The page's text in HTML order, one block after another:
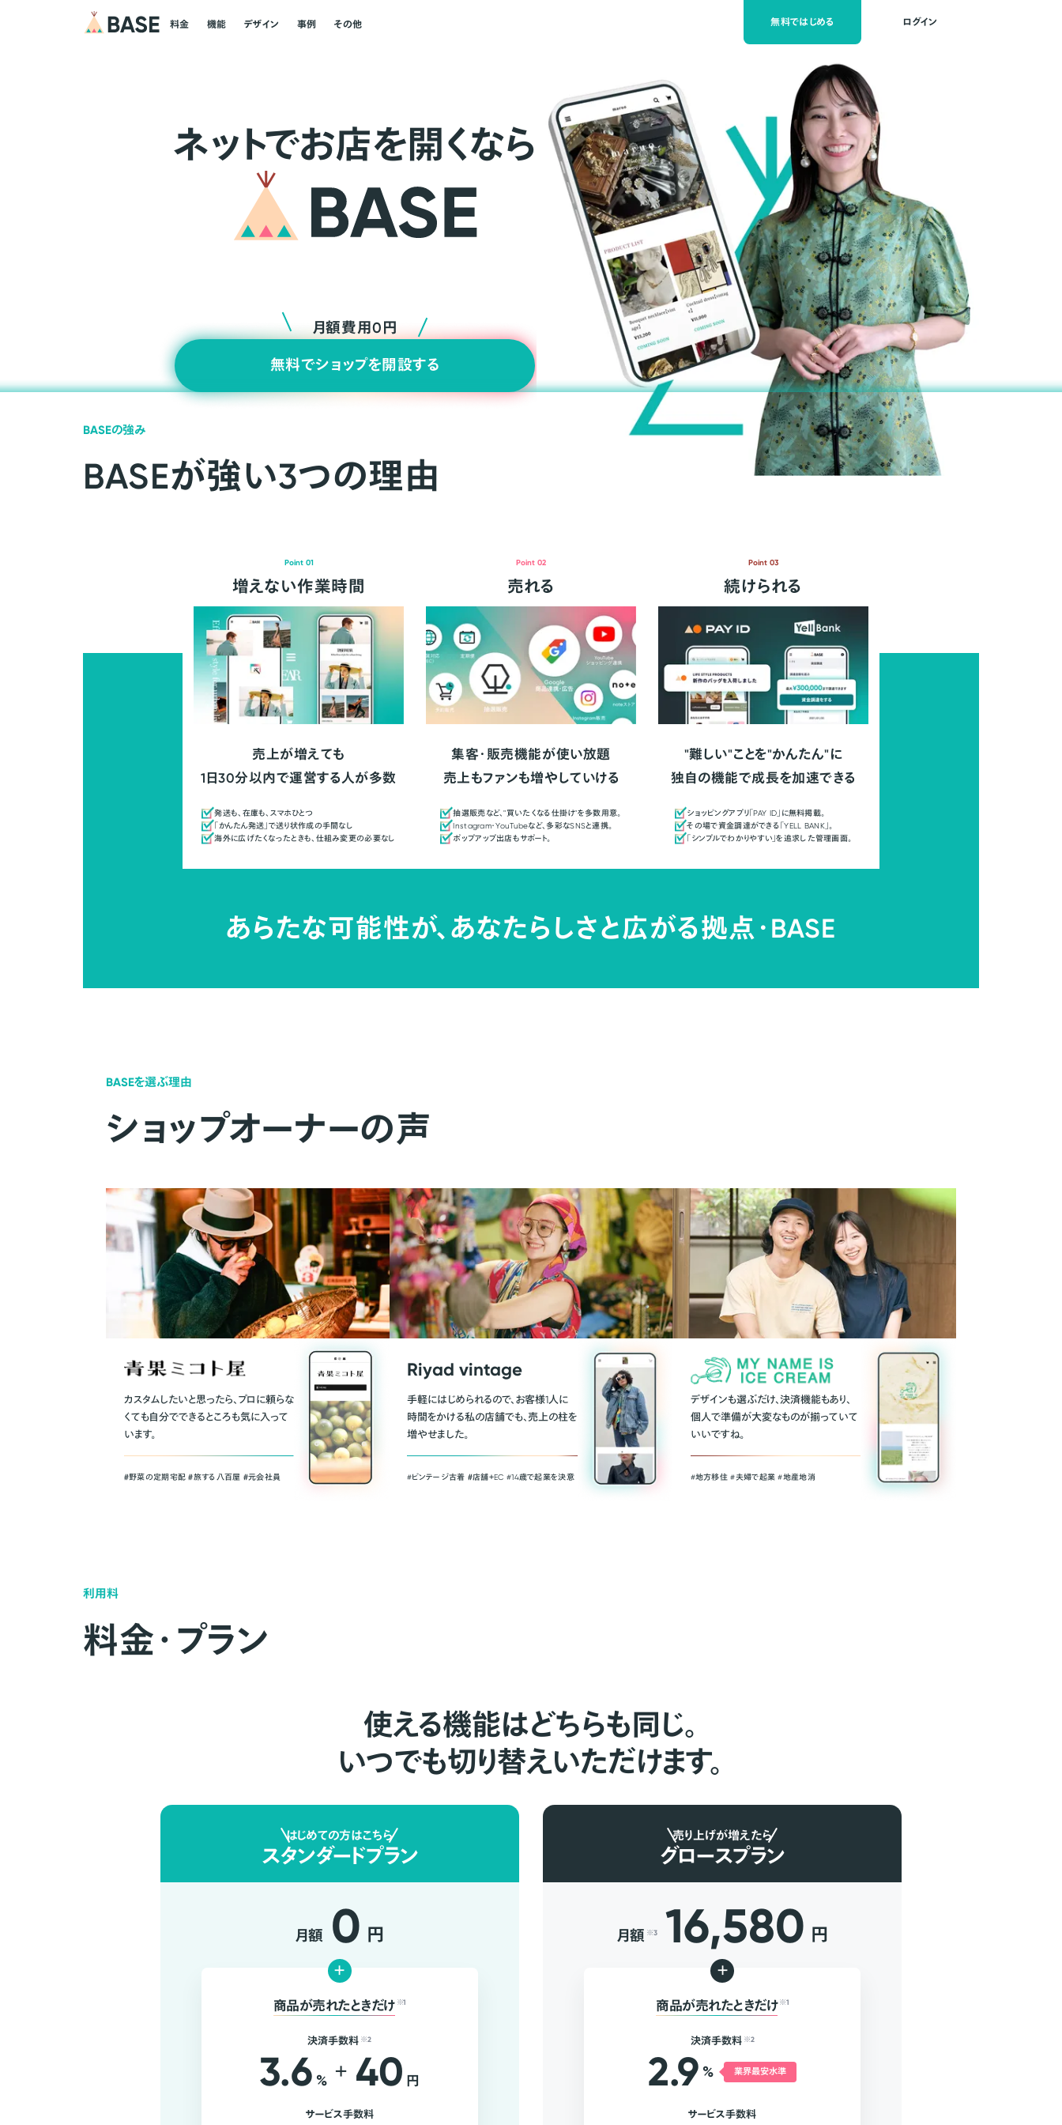
料金 機能 デザイン 事例 その他 無料ではじめる ログイン
ネッ トでお店を開くなら
月額費用0円
無料でショップを開設する
BASEの強み
BASEが強い3つの理由
Point 01
増えない作業時間
売上が増えても
1日30分以内で運営する人が多数
発送も、在庫も、スマホひとつ
「かんたん発送」で送り状作成の手間なし
海外に広げたくなったときも、仕組み変更の必要なし
Point 02
売れる
集客・販売機能が使い放題
売上もファンも増やしていける
抽選販売など、"買いたくなる仕掛け"を多数用意。
Instagram・YouTubeなど、多彩なSNSと連携。
ポップアップ出店もサポート。
Point 03
続けられる
"難しい"ことを"かんたん"に
独自の機能で成長を加速できる
ショッピングアプリ「PAY ID」に無料掲載。
その場で資金調達ができる「YELL BANK」。
「シンプルでわかりやすい」を追求した管理画面。
あらたな可能性が、あなたらしさと広がる拠点・BASE
BASEを選ぶ理由
ショップオーナーの声
カスタムしたいと思ったら、プロに頼らな
くても自分でできるところも気に入って
います。
＃野菜の定期宅配 ＃旅する八百屋 ＃元会社員
Riyad vintage
手軽にはじめられるので、お客様1人に
時間をかける私の店舗でも、売上の柱を
増やせました。
#ビンテージ古着 ＃店舗＋EC #14歳で起業を決意
デザインも選ぶだけ、決済機能もあり、
個人で準備が大変なものが揃っていて
いいですね。
#地方移住 #夫婦で起業 #地産地消
利用料
料金・プラン
使える機能はどちらも同じ。
いつでも切り替えいただけます。
はじめての方はこちら
スタンダードプラン
月額 0 円
+
商品が売れたときだけ ※1
決済手数料 ※2
3.6 % + 40 円
サービス手数料
売り上げが増えたら
グロースプラン
月額 ※3 16,580 円
+
商品が売れたときだけ ※1
決済手数料 ※2
2.9 % 業界最安水準
サービス手数料